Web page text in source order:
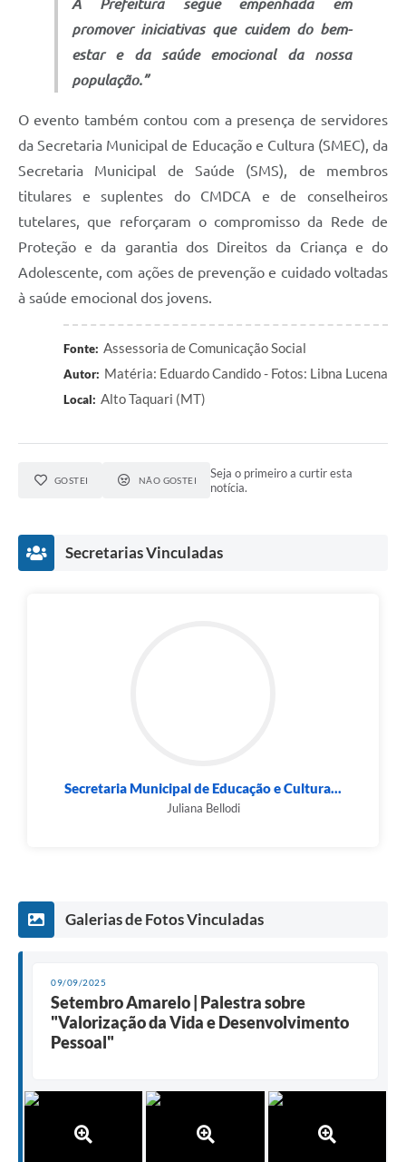
promover iniciativas que cuidem do bem-
estar e da saúde emocional da nossa
população.”
O evento também contou com a presença de servidores
da Secretaria Municipal de Educação e Cultura (SMEC), da
Secretaria Municipal de Saúde (SMS), de membros
titulares e suplentes do CMDCA e de conselheiros
tutelares, que reforçaram o compromisso da Rede de
Proteção e da garantia dos Direitos da Criança e do
Adolescente, com ações de prevenção e cuidado voltadas
à saúde emocional dos jovens.
Fonte: Assessoria de Comunicação Social
Autor: Matéria: Eduardo Candido - Fotos: Libna Lucena
Local: Alto Taquari (MT)
GOSTEI NÃO GOSTEI
Seja o primeiro a curtir esta
notícia.
Secretarias Vinculadas
Secretaria Municipal de Educação e Cultura...
Juliana Bellodi
Galerias de Fotos Vinculadas
09/09/2025
Setembro Amarelo | Palestra sobre
"Valorização da Vida e Desenvolvimento
Pessoal"